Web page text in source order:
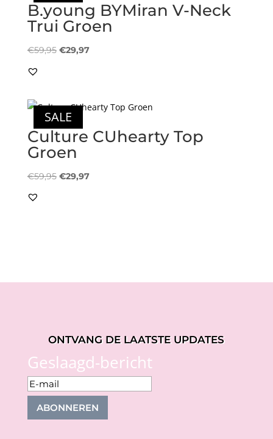
B.young BYMiran V-Neck
Trui Groen
€59,95 Oorspronkelijke
€29,97Huidige
SALE
Culture CUhearty Top
Groen
€59,95 Oorspronkelijke
€29,97Huidige
ONTVANG DE LAATSTE UPDATES
Geslaagd-bericht
ABONNEREN